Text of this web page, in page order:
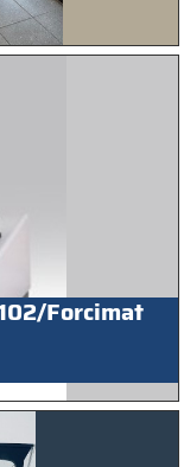
Forcimat